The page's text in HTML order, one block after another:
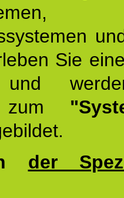
Sie
und
zum
der